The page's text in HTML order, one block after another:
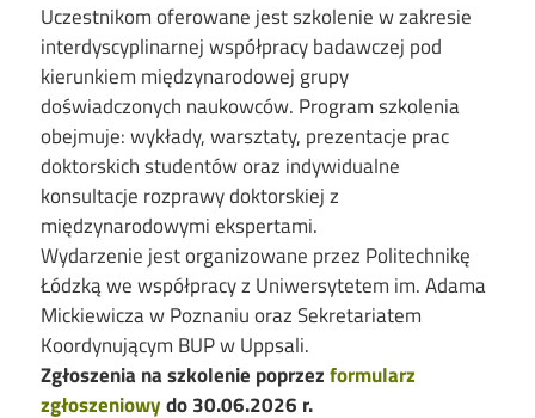
Uczestnikom oferowane jest szkolenie w zakresie
interdyscyplinarnej współpracy badawczej pod
kierunkiem międzynarodowej grupy
doświadczonych naukowców. Program szkolenia
obejmuje: wykłady, warsztaty, prezentacje prac
doktorskich studentów oraz indywidualne
konsultacje rozprawy doktorskiej z
międzynarodowymi ekspertami.
Wydarzenie jest organizowane przez Politechnikę
Łódzką we współpracy z Uniwersytetem im. Adama
Mickiewicza w Poznaniu oraz Sekretariatem
Koordynującym BUP w Uppsali.
Zgłoszenia na szkolenie poprzezformularz
zgłoszeniowydo 30.06.2026 r.